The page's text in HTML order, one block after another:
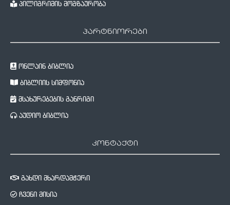
პილიგრიმის მოგზაურობა
პარტნიორები
ონლაინ ბიბლია
ბიბლიის სიმფონია
მსახურებების განრიგი
აუდიო ბიბლია
კონტაქტი
გახდი მხარდამჭერი
ჩვენი მისია